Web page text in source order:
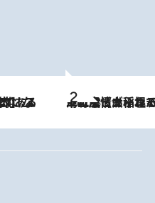
2026.8.5
下町風情あふれる台北屈指の人気エリア・大稲埕でセンスのいい台湾土産《ヴ